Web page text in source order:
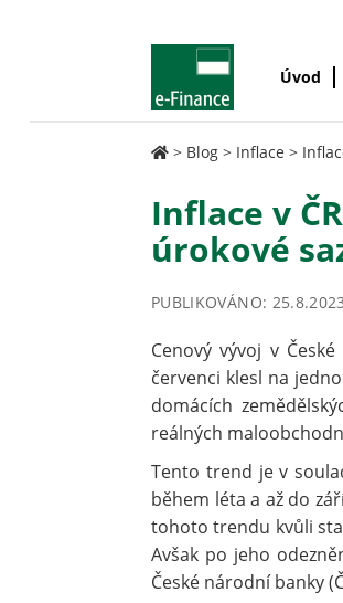
Úvod
> Blog > Inflace >
Inflace v
úrokové
PUBLIKOVÁNO: 25.8.2023
Cenový vývoj v
červenci klesl na
domácích
reálných
Tento trend je v
během léta a až do
tohoto trendu kvůli
Avšak po jeho
České národní banky